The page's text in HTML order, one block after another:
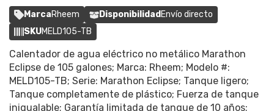
MarcaRheem DisponibilidadEnvío directo
SKUMELD105-TB
Calentador de agua eléctrico no metálico Marathon
Eclipse de 105 galones; Marca: Rheem; Modelo #:
MELD105-TB; Serie: Marathon Eclipse; Tanque ligero;
Tanque completamente de plástico; Fuerza de tanque
inigualable; Garantía limitada de tanque de 10 años;